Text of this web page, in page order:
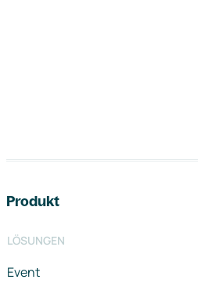
Produkt
LÖSUNGEN
Event